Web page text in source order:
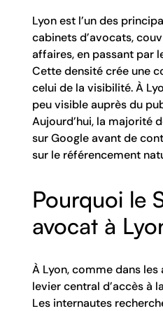
Lyon est l’un des
cabinets d’avocats,
affaires, en passant par
Cette densité crée une
celui de la visibilité. À
peu visible auprès du
Aujourd’hui, la majorité
sur Google avant de
sur le référencement
Pourquoi le
avocat à
À Lyon, comme dans
levier central d’accès à
Les internautes